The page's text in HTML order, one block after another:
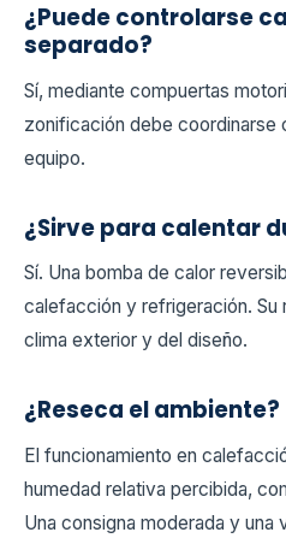
¿Puede controlarse
separado?
Sí, mediante compuertas
zonificación debe coordinarse
equipo.
¿Sirve para calentar
Sí. Una bomba de calor
calefacción y refrigeración. Su
clima exterior y del diseño.
¿Reseca el ambiente?
El funcionamiento en
humedad relativa percibida,
Una consigna moderada y una